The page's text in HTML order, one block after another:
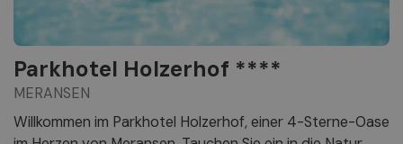
Parkhotel Holzerhof ****
MERANSEN
Willkommen im Parkhotel Holzerhof, einer 4-Sterne-Oase